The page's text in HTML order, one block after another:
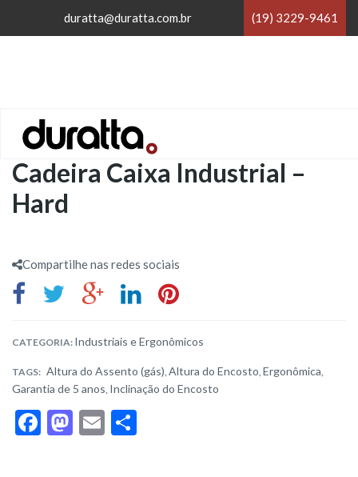
duratta@duratta.com.br (19) 3229-9461
Home /Industriais e Ergonômicos
Cadeira Caixa Industrial –
Hard
Compartilhe nas redes sociais
CATEGORIA: Industriais e Ergonômicos
TAGS: Altura do Assento (gás), Altura do Encosto, Ergonômica,
Garantia de 5 anos, Inclinação do Encosto
F
M E
×